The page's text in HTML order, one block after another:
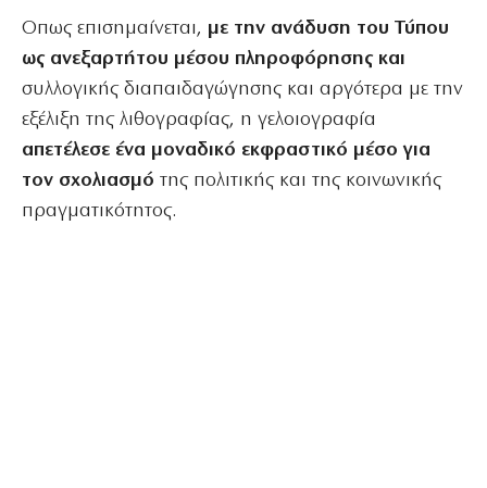
Οπως επισημαίνεται, με την ανάδυση του Τύπου
ως ανεξαρτήτου μέσου πληροφόρησης και
συλλογικής διαπαιδαγώγησης και αργότερα με την
εξέλιξη της λιθογραφίας, η γελοιογραφία
απετέλεσε ένα μοναδικό εκφραστικό μέσο για
τον σχολιασμό της πολιτικής και της κοινωνικής
πραγματικότητος.